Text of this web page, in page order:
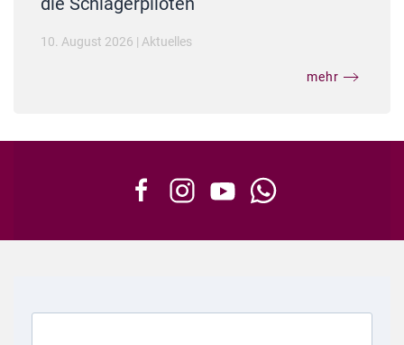
10. August 2026 | Aktuelles
mehr